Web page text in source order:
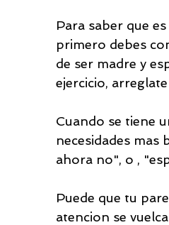
Para saber que
primero debes
de ser madre y
ejercicio,
Cuando se tiene
necesidades
ahora no", o ,
Puede que tu
atencion se